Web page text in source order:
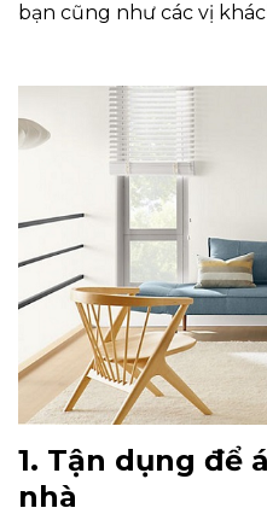
bạn cũng như các vị
1. Tận dụng để
nhà